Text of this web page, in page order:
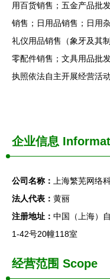
用百货销售；五金产品批
销售；日用品销售；日用
礼仪用品销售（象牙及其
零配件销售；文具用品批
执照依法自主开展经营活动
企业信息
公司名称：
上海繁芜网络
法人代表： 黄丽
注册地址： 中国（上海）
1-42号20幢118室
经营范围 Scope